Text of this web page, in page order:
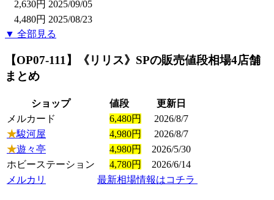
2,630円 2025/09/05
4,480円 2025/08/23
▼ 全部見る
【OP07-111】《リリス》SPの販売値段相場4店舗
まとめ
ショップ 値段
更新日
メルカード
6,480円
2026/8/7
★駿河屋 4,980円
2026/8/7
★遊々亭 4,980円
2026/5/30
ホビーステーション
4,780円
2026/6/14
メルカリ
最新相場情報はコチラ